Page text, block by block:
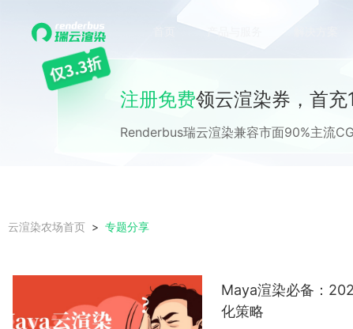
产品与服务
注册免费领云渲染券，首
Renderbus瑞云渲染兼容市面90%主流
云渲染农场首页 专题分享
Maya渲染必备：
化策略